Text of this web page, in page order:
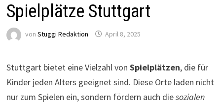
Spielplätze Stuttgart
von Stuggi Redaktion April 8, 2025
Stuttgart bietet eine Vielzahl von Spielplätzen, die für
Kinder jeden Alters geeignet sind. Diese Orte laden nicht
nur zum Spielen ein, sondern fördern auch diesozialen